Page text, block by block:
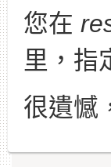
您在
里，指
很遺憾